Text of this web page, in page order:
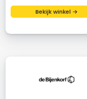
Bekijk winkel →